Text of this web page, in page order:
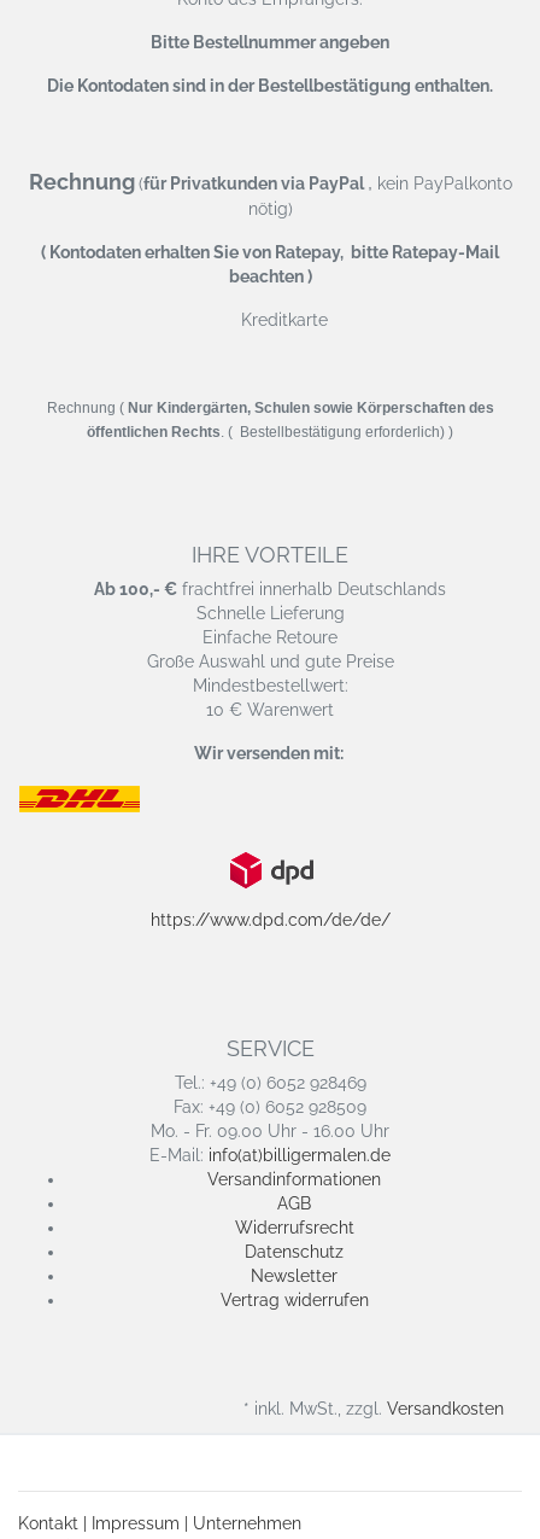
Bitte Bestellnummer angeben
Die Kontodaten sind in der Bestellbestätigung enthalten.
Rechnung (für Privatkunden via PayPal, kein PayPalkonto
nötig)
( Kontodaten erhalten Sie von Ratepay, bitte Ratepay-Mail
beachten )
Kreditkarte
Rechnung ( Nur Kindergärten, Schulen sowie Körperschaften des
öffentlichen Rechts . ( Bestellbestätigung erforderlich) )
IHRE VORTEILE
Ab 100,- € frachtfrei innerhalb Deutschlands
Schnelle Lieferung
Einfache Retoure
Große Auswahl und gute Preise
Mindestbestellwert:
10 € Warenwert
Wir versenden mit:
https://www.dpd.com/de/de/
SERVICE
Tel.: +49 (0) 6052 928469
Fax: +49 (0) 6052 928509
Mo. - Fr. 09.00 Uhr - 16.00 Uhr
E-Mail: info(at)billigermalen.de
Versandinformationen
AGB
Widerrufsrecht
Datenschutz
Newsletter
Vertrag widerrufen
* inkl. MwSt., zzgl. Versandkosten
Kontakt Impressum
Unternehmen